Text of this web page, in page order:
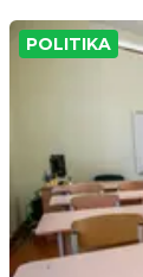
POLITIKA